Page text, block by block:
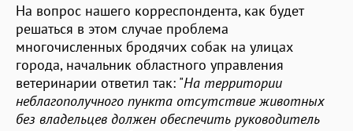
На вопрос нашего корреспондента, как будет
решаться в этом случае проблема
многочисленных бродячих собак на улицах
города, начальник областного управления
ветеринарии ответил так: "На территории
неблагополучного пункта отсутствие животных
без владельцев должен обеспечить руководитель